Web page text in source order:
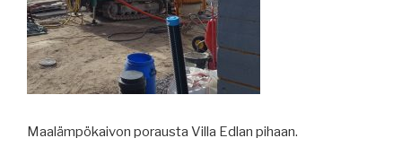
Maalämpökaivon porausta Villa Edlan pihaan.